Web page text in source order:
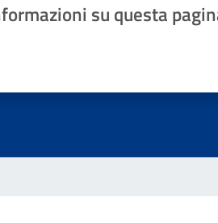
su questa